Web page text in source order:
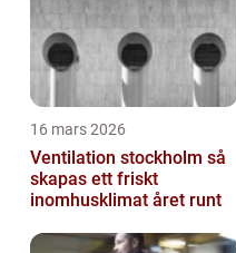
16 mars 2026
Ventilation stockholm så
skapas ett friskt
inomhusklimat året runt